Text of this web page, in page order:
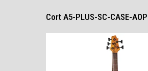
Cort A5-PLUS-SC-CASE-AOP